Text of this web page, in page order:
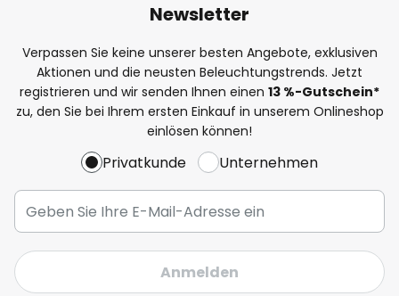
Newsletter
Verpassen Sie keine unserer besten Angebote, exklusiven
Aktionen und die neusten Beleuchtungstrends. Jetzt
registrieren und wir senden Ihnen einen 13 %-Gutschein*
zu, den Sie bei Ihrem ersten Einkauf in unserem Onlineshop
einlösen können!
Privatkunde Unternehmen
Anmelden